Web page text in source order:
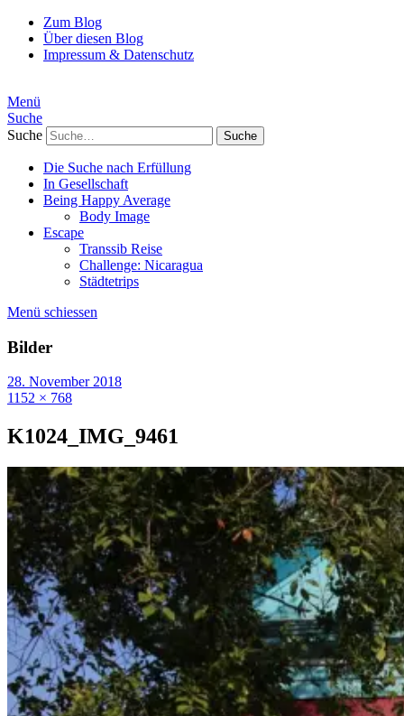
Zum Blog
Über diesen Blog
Impressum & Datenschutz
Menü
Suche
Suche
Die Suche nach Erfüllung
In Gesellschaft
Being Happy Average
Body Image
Escape
Transsib Reise
Challenge: Nicaragua
Städtetrips
Menü schiessen
Bilder
28. November 2018
1152 × 768
K1024_IMG_9461